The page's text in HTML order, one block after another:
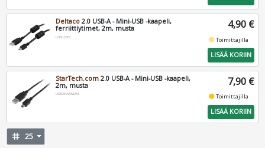
Deltaco 2.0 USB-A - Mini-USB -kaapeli,
ferriittiytimet, 2m, musta
USB-26FS
4,90 €
fiber_manual_recordToimittajilla
LISÄÄ KORIIN
StarTech.com 2.0 USB-A - Mini-USB -kaapeli,
2m, musta
USB2HABM2M
7,90 €
fiber_manual_recordToimittajilla
LISÄÄ KORIIN
tag 25